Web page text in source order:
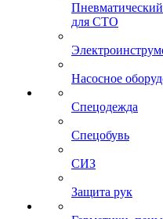
для СТО
Насосное
Спецодежда
Спецобувь
СИЗ
Защита рук